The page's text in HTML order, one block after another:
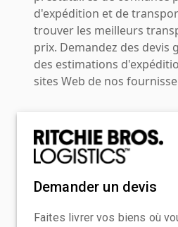
d'expédition et de
trouver les meilleurs
prix. Demandez des devis
des estimations
sites Web de nos
Demander un devis
Faites livrer vos biens où